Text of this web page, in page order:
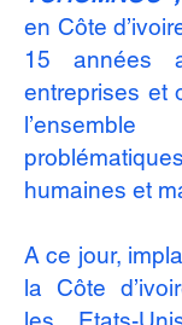
en Côte
15 années
entreprises et
humaines et
A ce jour,
la Côte